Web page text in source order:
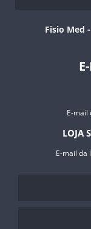
Fisio Med
E-mail
LOJA
E-mail da